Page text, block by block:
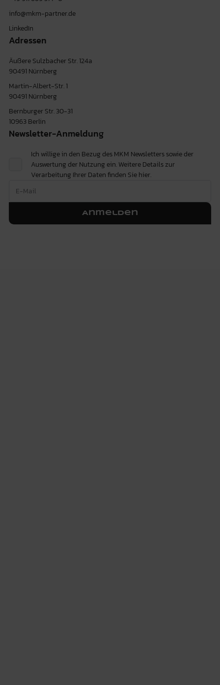
info@mkm-partner.de
LinkedIn
Adressen
Äußere Sulzbacher Str. 124a
90491 Nürnberg
Martin-Albert-Str. 1
90491 Nürnberg
Bernburger Str. 30-31
10963 Berlin
Newsletter-Anmeldung
Ich willige in den Bezug des MKM Newsletters sowie der
Auswertung der Nutzung ein. Weitere Details zur
Verarbeitung Ihrer Daten finden Siehier.
Anmelden